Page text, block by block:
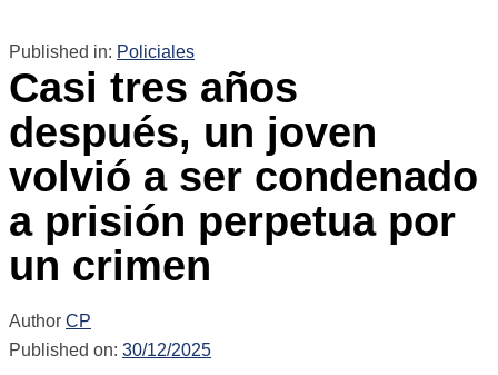
Published in: Policiales
Casi tres años
después, un joven
volvió a ser condenado
a prisión perpetua por
un crimen
Author CP
Published on: 30/12/2025